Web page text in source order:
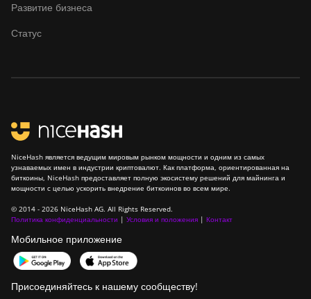
Развитие бизнеса
Статус
NiceHash является ведущим мировым рынком мощности и одним из самых
узнаваемых имен в индустрии криптовалют. Как платформа, ориентированная на
биткоины, NiceHash предоставляет полную экосистему решений для майнинга и
мощности с целью ускорить внедрение биткоинов во всем мире.
© 2014 - 2026 NiceHash AG. All Rights Reserved.
Политика конфиденциальности | Условия и положения | Контакт
Мобильное приложение
Присоединяйтесь к нашему сообществу!